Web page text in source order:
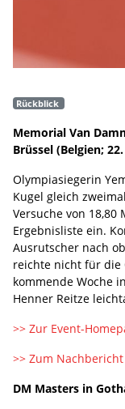
Rückblick
Memorial Van
Brüssel (Belgien;
Olympiasiegerin
Kugel gleich
Versuche von
Ergebnisliste ein.
Ausrutscher nach
reichte nicht für die
kommende Woche
Henner Reitze
>> Zur Event-
>> Zum
DM Masters in